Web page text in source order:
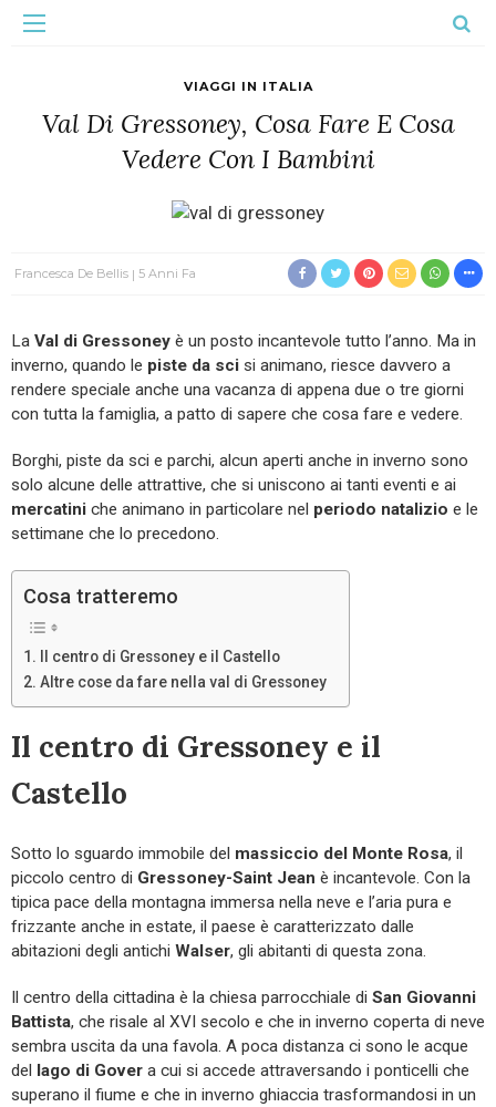
VIAGGI IN ITALIA
Val Di Gressoney, Cosa Fare E Cosa
Vedere Con I Bambini
Francesca De Bellis 5 Anni Fa
La Val di Gressoney è un posto incantevole tutto l’anno. Ma in
inverno, quando le piste da sci si animano, riesce davvero a
rendere speciale anche una vacanza di appena due o tre giorni
con tutta la famiglia, a patto di sapere che cosa fare e vedere.
Borghi, piste da sci e parchi, alcun aperti anche in inverno sono
solo alcune delle attrattive, che si uniscono ai tanti eventi e ai
mercatini che animano in particolare nel periodo natalizio e le
settimane che lo precedono.
Cosa tratteremo
Il centro di Gressoney e il Castello
Altre cose da fare nella val di Gressoney
Il centro di Gressoney e il
Castello
Sotto lo sguardo immobile del massiccio del Monte Rosa, il
piccolo centro di Gressoney-Saint Jean è incantevole. Con la
tipica pace della montagna immersa nella neve e l’aria pura e
frizzante anche in estate, il paese è caratterizzato dalle
abitazioni degli antichi Walser, gli abitanti di questa zona.
Il centro della cittadina è la chiesa parrocchiale di San Giovanni
Battista, che risale al XVI secolo e che in inverno coperta di neve
sembra uscita da una favola. A poca distanza ci sono le acque
del lago di Gover a cui si accede attraversando i ponticelli che
superano il fiume e che in inverno ghiaccia trasformandosi in un